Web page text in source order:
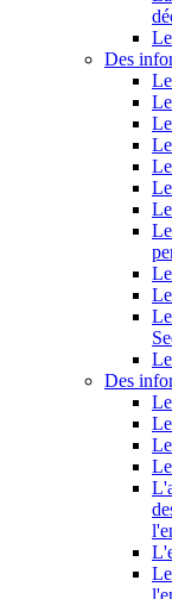
Des
Des